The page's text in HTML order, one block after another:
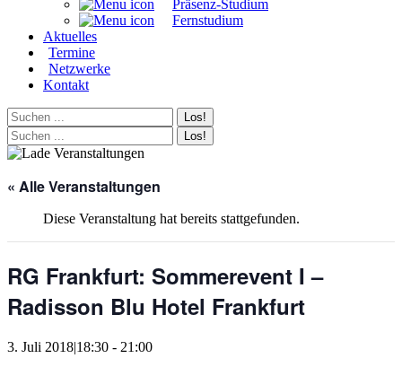
Präsenz-Studium
Fernstudium
Aktuelles
Termine
Netzwerke
Kontakt
Search:
Search:
Facebook
opens
Linkedin
opens
Instagram
opens
« Alle Veranstaltungen
Diese Veranstaltung hat bereits stattgefunden.
RG Frankfurt: Sommerevent I –
Radisson Blu Hotel Frankfurt
3. Juli 2018|18:30 - 21:00